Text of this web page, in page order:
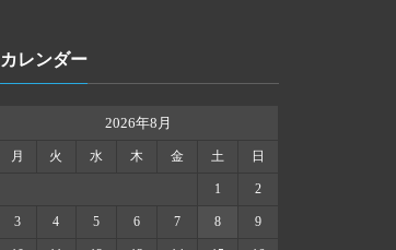
カレンダー
2026年8月
月 火 水 木 金 土 日
1 2
3 4 5 6 7 8 9